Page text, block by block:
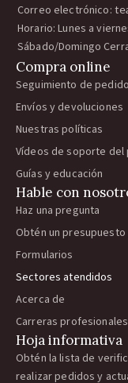
Correo electrónico:
Horario: Lunes a
Sábado/Domingo
Compra online
Seguimiento de
Envíos y devoluciones
Nuestras políticas
Vídeos de soporte del
Guías y educación
Hable con
Haz una pregunta
Obtén un
Formularios
Sectores atendidos
Acerca de
Carreras profesionales
Hoja informativa
Obtén la lista de
realizar pedidos y